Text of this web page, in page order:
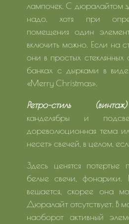
лампочек. С дюралайтом
надо, хотя при
помещения один
включить можно. Если на
они в простых стеклянных
банках с дырками в
«Merry Christmas».
Ретро-стиль (винтаж)
канделябры и
дореволюционная тема
несет» свечей, в целом,
Здесь ценятся потертые
белые свечи, фонарики.
вешается, скорее она
Дюралайт отсутствует. В
наоборот активный